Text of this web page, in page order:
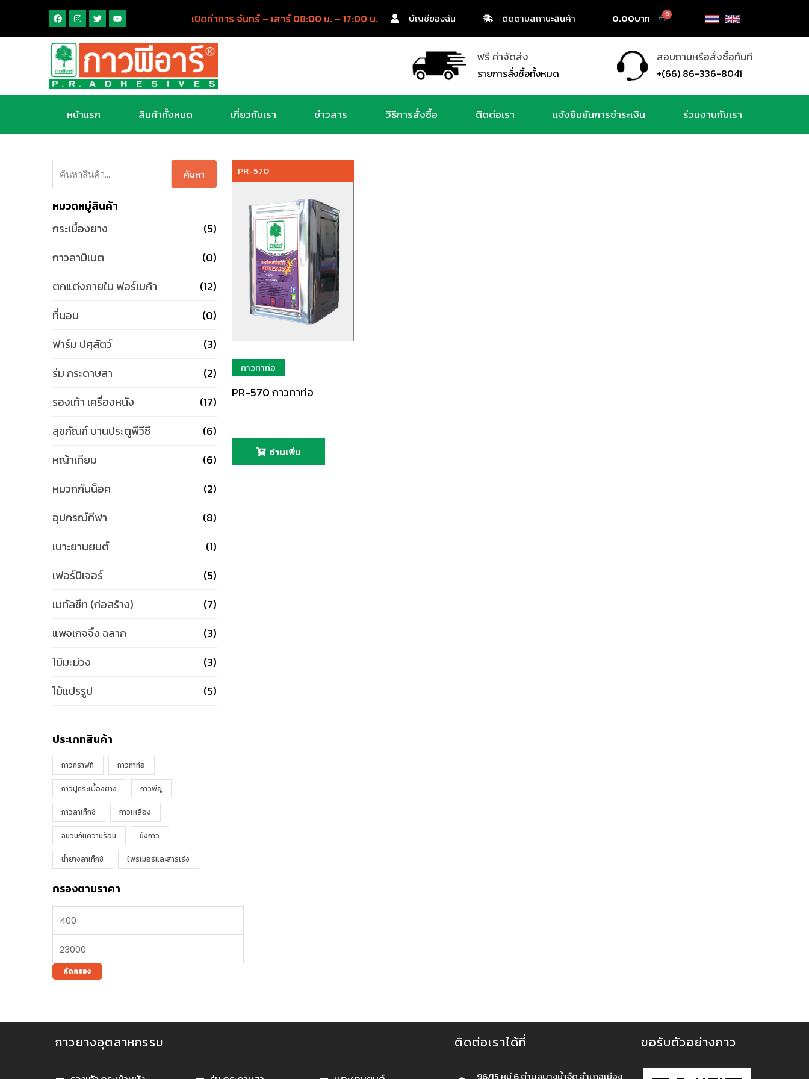
เปิดทำการ จันทร์ – เสาร์ 08:00 น. – 17:00 น. บัญชีของฉัน ติดตามสถานะสินค้า 0.00
ฟรี ค่าจัดส่ง
รายการสั่งซื้อทั้งหมด
สอบถามหรือสั่งซื้อทันที
+(66) 86-336-8041
หน้าแรก สินค้าทั้งหมด เกี่ยวกับเรา ข่าวสาร วิธีการสั่งซื้อ ติดต่อเรา แจ้งยืนยันการชำระเงิน ร่วมงานกับเรา
ค้นหา
หมวดหมู่สินค้า
กระเบื้องยาง
(5)
กาวลามิเนต
(0)
ตกแต่งภายใน ฟอร์เมก้า
(12)
ที่นอน
(0)
ฟาร์ม ปศุสัตว์
(3)
ร่ม กระดาษสา
(2)
รองเท้า เครื่องหนัง
(17)
สุขภัณฑ์ บานประตูพีวีซี
(6)
หญ้าเทียม
(6)
หมวกกันน็อค
(2)
อุปกรณ์กีฬา
(8)
เบาะยานยนต์
(1)
เฟอร์นิเจอร์
(5)
เมทัลชีท (ก่อสร้าง)
(7)
แพจเกจจิ้ง ฉลาก
(3)
ไม้มะม่วง
(3)
ไม้แปรรูป
(5)
ประเภทสินค้า
กาวกราฟท์ กาวทาท่อ
กาวปูกระเบื้องยาง กาวพียู
กาวลาเท็กซ์ กาวเหลือง
ฉนวนกันความร้อน ซังกาว
น้ำยางลาเท็กซ์ ไพรเมอร์และสารเร่ง
กรองตามราคา
คัดกรอง
PR-570
กาวทาท่อ
PR-570 กาวทาท่อ
อ่านเพิ่ม
กาวยางอุตสาหกรรม ติดต่อเราได้ที่ ขอรับตัวอย่างกาว